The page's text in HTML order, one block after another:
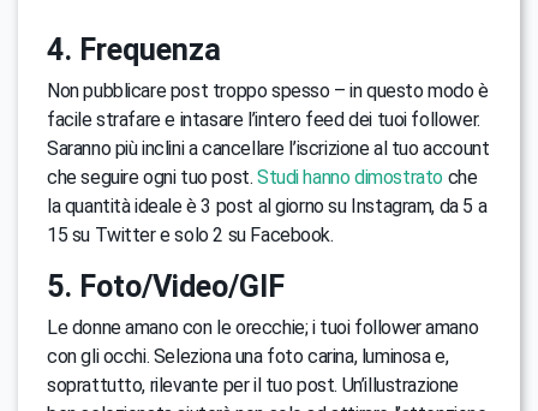
4. Frequenza
Non pubblicare post troppo spesso – in questo modo è
facile strafare e intasare l’intero feed dei tuoi follower.
Saranno più inclini a cancellare l’iscrizione al tuo account
che seguire ogni tuo post. Studi hanno dimostratoche
la quantità ideale è 3 post al giorno su Instagram, da 5 a
15 su Twitter e solo 2 su Facebook.
5. Foto/Video/GIF
Le donne amano con le orecchie; i tuoi follower amano
con gli occhi. Seleziona una foto carina, luminosa e,
soprattutto, rilevante per il tuo post. Un’illustrazione